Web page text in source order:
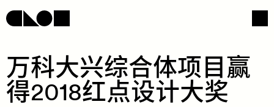
网页导航 社交媒体
​万​​科​​大​​兴​​综​​合​​体​​项​​目​​赢​​
得​2018​红​​点​​设​​计​​大​​奖​